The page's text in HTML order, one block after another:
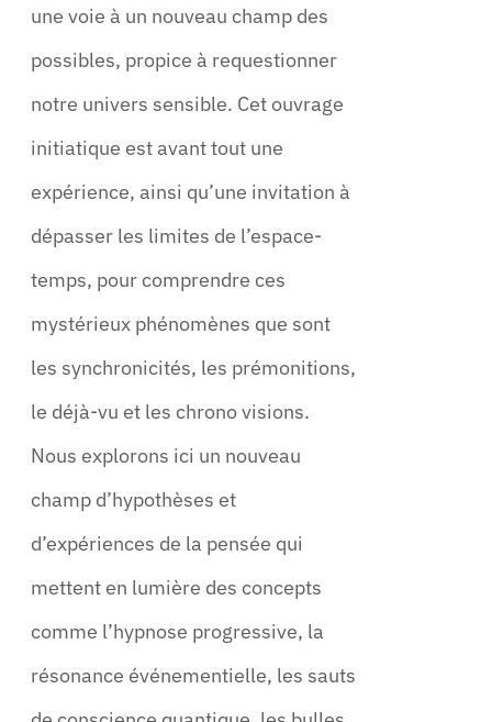
une voie à un nouveau champ des
possibles, propice à requestionner
notre univers sensible. Cet ouvrage
initiatique est avant tout une
expérience, ainsi qu’une invitation à
dépasser les limites de l’espace-
temps, pour comprendre ces
mystérieux phénomènes que sont
les synchronicités, les prémonitions,
le déjà-vu et les chrono visions.
Nous explorons ici un nouveau
champ d’hypothèses et
d’expériences de la pensée qui
mettent en lumière des concepts
comme l’hypnose progressive, la
résonance événementielle, les sauts